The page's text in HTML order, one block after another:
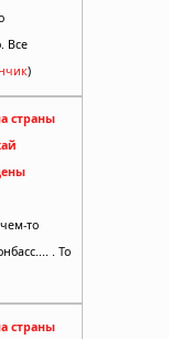
Все
)
страны
то
. То
страны